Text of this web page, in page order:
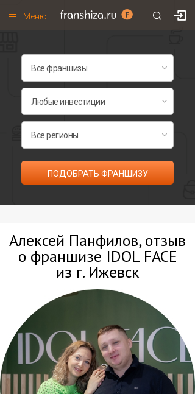
Меню
Франшизы по категориям
ПОДОБРАТЬ ФРАНШИЗУ
Алексей Панфилов, отзыв
о франшизе IDOL FACE
из г. Ижевск